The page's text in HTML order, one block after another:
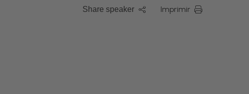
Share speaker Imprimir